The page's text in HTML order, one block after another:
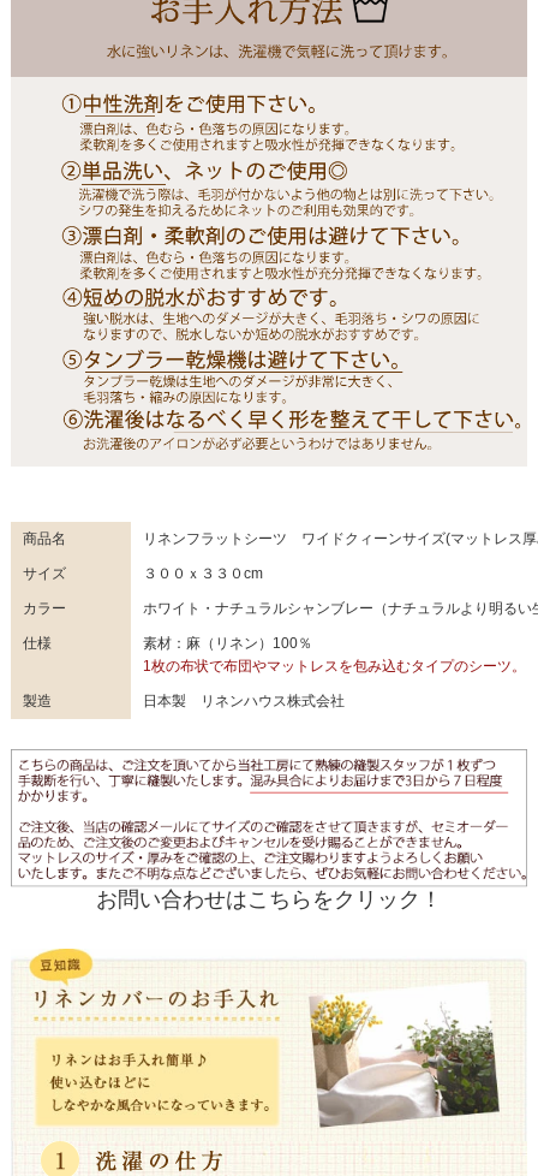
商品名 リネンフラットシーツ ワイドクィーンサイズ(マットレス
サイズ ３００ｘ３３０cm
カラー ホワイト・ナチュラルシャンブレー（ナチュラルより明る
仕様
素材：麻（リネン）100％
1枚の布状で布団やマットレスを包み込むタイプのシーツ。
製造 日本製 リネンハウス株式会社
お問い合わせはこちらをクリック！